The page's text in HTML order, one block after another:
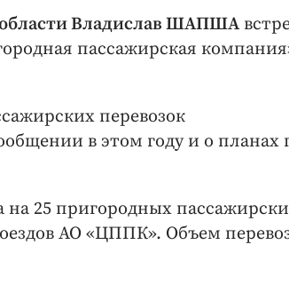
области Владислав ШАПША
пассажирская
перевозок
в этом году и о планах
25 пригородных
АО «ЦППК». Объем